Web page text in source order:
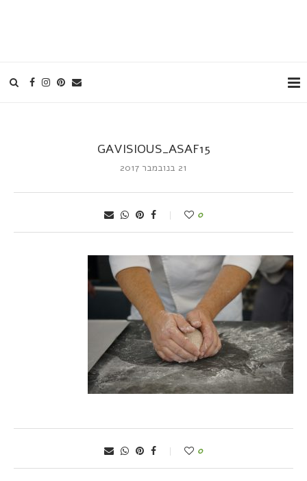
GAVISIOUS_ASAF15
21 בנובמבר 2017
0
0